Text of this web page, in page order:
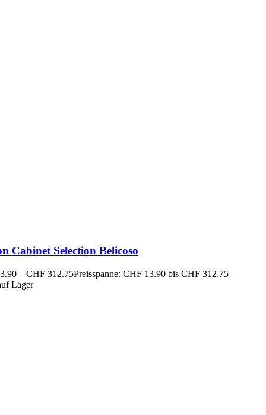
Cabinet Selection Belicoso
– CHF 312.75Preisspanne: CHF 13.90 bis CHF 312.75
Lager